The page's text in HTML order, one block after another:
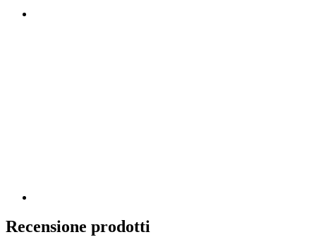
Recensione prodotti